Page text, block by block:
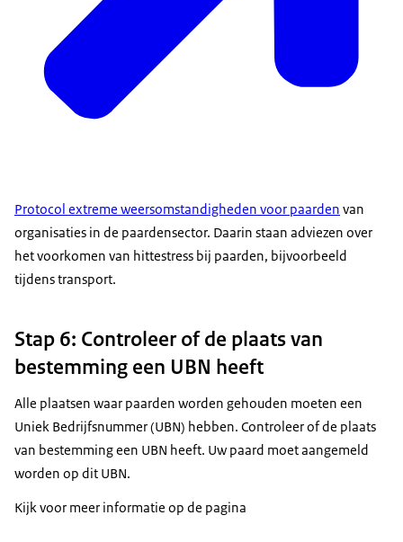
Protocol extreme weersomstandigheden voor paarden van
organisaties in de paardensector. Daarin staan adviezen over
het voorkomen van hittestress bij paarden, bijvoorbeeld
tijdens transport.
Stap 6: Controleer of de plaats van
bestemming een UBN heeft
Alle plaatsen waar paarden worden gehouden moeten een
Uniek Bedrijfsnummer (UBN) hebben. Controleer of de plaats
van bestemming een UBN heeft. Uw paard moet aangemeld
worden op dit UBN.
Kijk voor meer informatie op de pagina